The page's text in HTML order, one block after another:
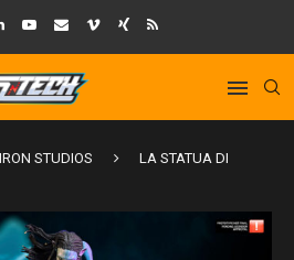
IRON STUDIOS
LA STATUA DI